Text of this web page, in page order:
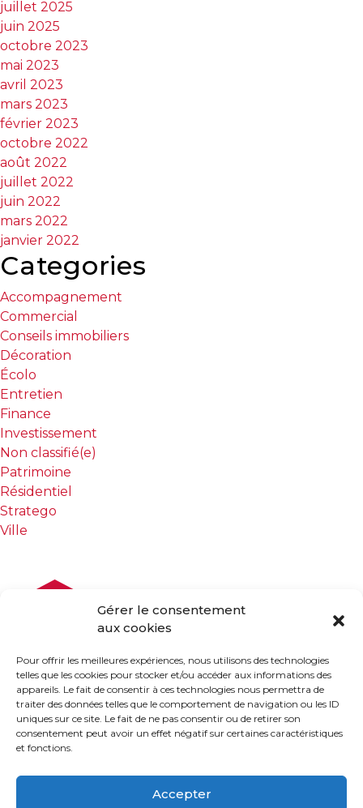
Gérer le consentement
aux cookies
Pour offrir les meilleures expériences, nous utilisons des technologies
telles que les cookies pour stocker et/ou accéder aux informations des
appareils. Le fait de consentir à ces technologies nous permettra de
traiter des données telles que le comportement de navigation ou les ID
uniques sur ce site. Le fait de ne pas consentir ou de retirer son
consentement peut avoir un effet négatif sur certaines caractéristiques
et fonctions.
Accepter
juillet 2025
juin 2025
octobre 2023
mai 2023
avril 2023
mars 2023
février 2023
octobre 2022
août 2022
juillet 2022
juin 2022
mars 2022
janvier 2022
Categories
Accompagnement
Commercial
Conseils immobiliers
Décoration
Écolo
Entretien
Finance
Investissement
Non classifié(e)
Patrimoine
Résidentiel
Stratego
Ville